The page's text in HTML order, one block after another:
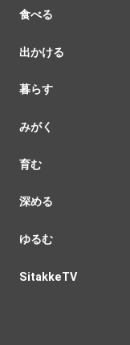
食べる
出かける
暮らす
みがく
育む
深める
ゆるむ
SitakkeTV